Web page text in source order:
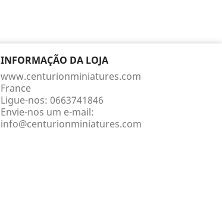
INFORMAÇÃO DA LOJA
www.centurionminiatures.com
France
Ligue-nos: 0663741846
Envie-nos um e-mail:
info@centurionminiatures.com